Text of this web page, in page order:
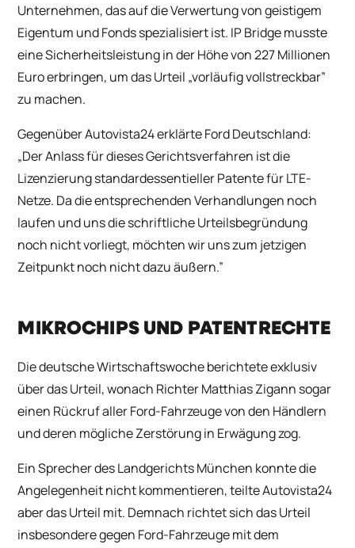
Unternehmen, das auf die Verwertung von geistigem
Eigentum und Fonds spezialisiert ist. IP Bridge musste
eine Sicherheitsleistung in der Höhe von 227 Millionen
Euro erbringen, um das Urteil „vorläufig vollstreckbar”
zu machen.
GegenüberAutovista24erklärte Ford Deutschland:
„Der Anlass für dieses Gerichtsverfahren ist die
Lizenzierung standardessentieller Patente für LTE-
Netze. Da die entsprechenden Verhandlungen noch
laufen und uns die schriftliche Urteilsbegründung
noch nicht vorliegt, möchten wir uns zum jetzigen
Zeitpunkt noch nicht dazu äußern.”
MIKROCHIPS UND PATENTRECHTE
Die deutscheWirtschaftswocheberichtete exklusiv
über das Urteil, wonach Richter Matthias Zigann sogar
einen Rückruf aller Ford-Fahrzeuge von den Händlern
und deren mögliche Zerstörung in Erwägung zog.
Ein Sprecher des Landgerichts München konnte die
Angelegenheit nicht kommentieren, teilteAutovista24
aber das Urteil mit. Demnach richtet sich das Urteil
insbesondere gegen Ford-Fahrzeuge mit dem